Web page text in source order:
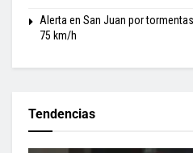
Alerta en San Juan por
75 km/h
Tendencias